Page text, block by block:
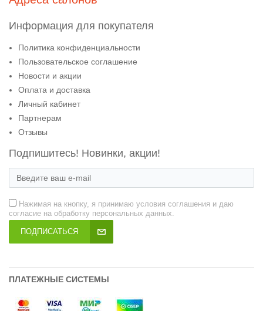
Информация для покупателя
Политика конфиденциальности
Пользовательское соглашение
Новости и акции
Оплата и доставка
Личный кабинет
Партнерам
Отзывы
Подпишитесь! Новинки, акции!
Нажимая на кнопку, я принимаю условия соглашения и даю
согласие на обработку персональных данных.
ПОДПИСАТЬСЯ
ПЛАТЕЖНЫЕ СИСТЕМЫ